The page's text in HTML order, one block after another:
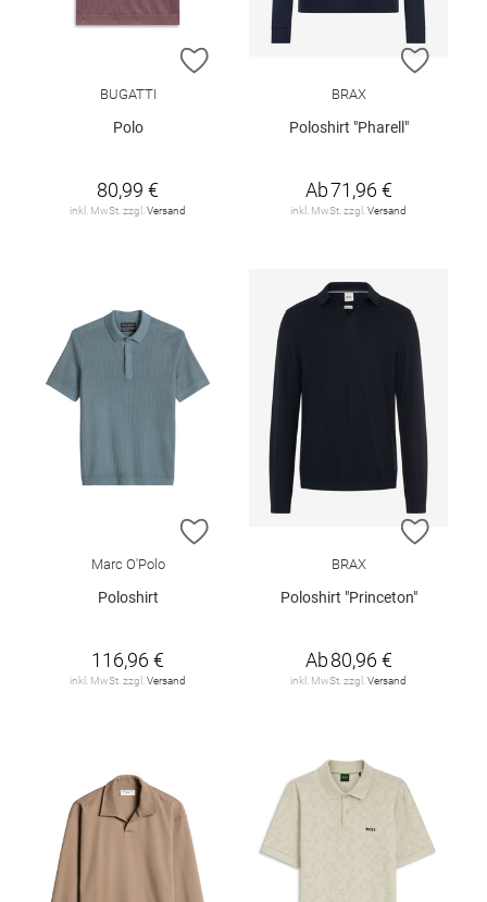
ZUR WUNSCHLISTE HINZUFÜGEN
BUGATTI
Polo
80,99 €
inkl. MwSt. zzgl. Versand
ZUR
BRAX
Poloshirt "Pharell"
Ab71,96 €
inkl. MwSt. zzgl. Versand
ZUR WUNSCHLISTE HINZUFÜGEN
Marc O'Polo
Poloshirt
116,96 €
inkl. MwSt. zzgl.Versand
ZUR
BRAX
Poloshirt "Princeton"
Ab80,96 €
inkl. MwSt. zzgl.Versand